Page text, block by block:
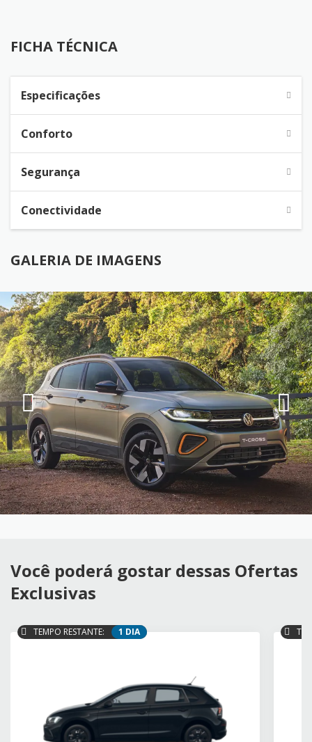
FICHA TÉCNICA
Especificações
Conforto
Segurança
Conectividade
GALERIA DE IMAGENS
Você poderá gostar dessas Ofertas
Exclusivas
TEMPO RESTANTE: 1 DIA